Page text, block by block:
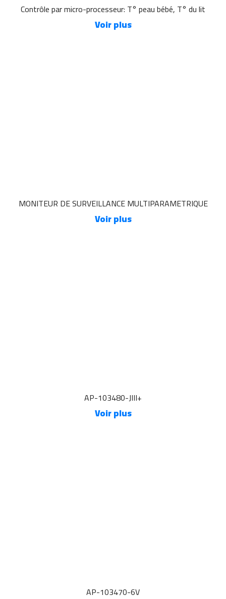
Contrôle par micro-processeur: T° peau bébé, T° du lit
Voir plus
MONITEUR DE SURVEILLANCE MULTIPARAMETRIQUE
Voir plus
AP-103480-JIII+
Voir plus
AP-103470-6V